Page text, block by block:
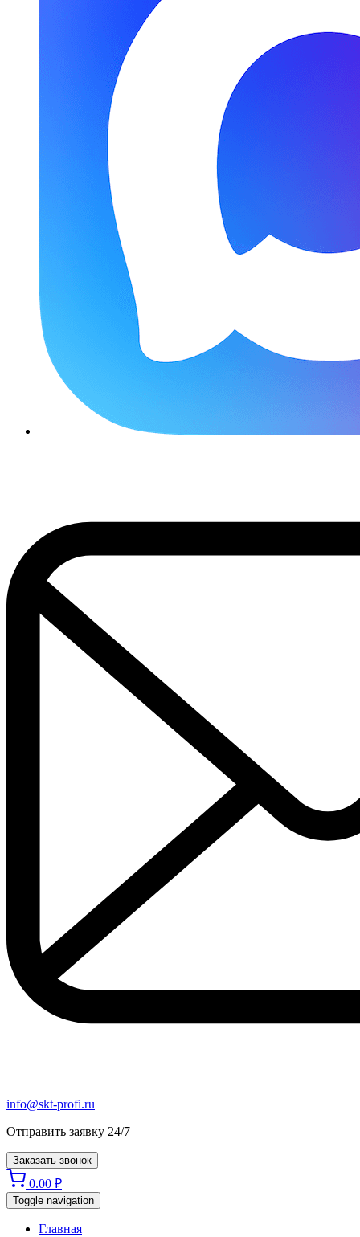
info@skt-profi.ru
Отправить заявку 24/7
Заказать звонок
0.00 ₽
Toggle navigation
Главная